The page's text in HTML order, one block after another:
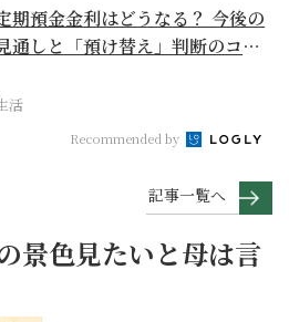
期預金金利はどうなる？ 今後の
通しと「預け替え」判断のコツ
活
Recommended by
記事一覧へ
景色見たいと母は言